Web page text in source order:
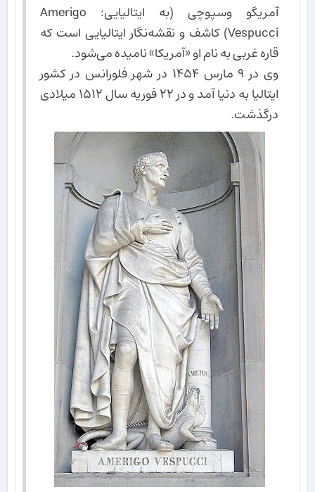
آمریگو وسپوچی (به ایتالیایی: Amerigo
Vespucci) کاشف و نقشه‌نگار ایتالیایی است که
قاره غربی به نام او «آمریکا» نامیده می‌شود.
وی در ۹ مارس ۱۴۵۴ در شهر فلورانس در کشور
ایتالیا به دنیا آمد و در ۲۲ فوریه سال ۱۵۱۲ میلادی
درگذشت.